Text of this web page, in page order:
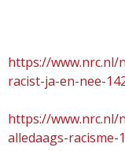
a
z
i
https://www.nrc.nl/
racist-ja-en-nee-
https://www.nrc.nl/
alledaags-racisme-